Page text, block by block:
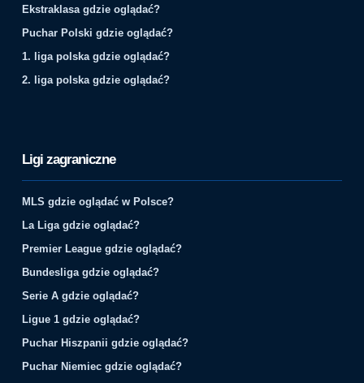
Ekstraklasa gdzie oglądać?
Puchar Polski gdzie oglądać?
1. liga polska gdzie oglądać?
2. liga polska gdzie oglądać?
Ligi zagraniczne
MLS gdzie oglądać w Polsce?
La Liga gdzie oglądać?
Premier League gdzie oglądać?
Bundesliga gdzie oglądać?
Serie A gdzie oglądać?
Ligue 1 gdzie oglądać?
Puchar Hiszpanii gdzie oglądać?
Puchar Niemiec gdzie oglądać?